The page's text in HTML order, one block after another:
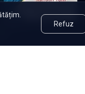
Refuz
Apna Sa - Intr-o altă